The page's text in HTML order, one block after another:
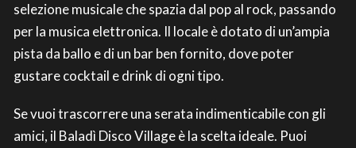
selezione musicale che spazia dal pop al rock, passando
per la musica elettronica. Il locale è dotato di un’ampia
pista da ballo e di un bar ben fornito, dove poter
gustare cocktail e drink di ogni tipo.
Se vuoi trascorrere una serata indimenticabile con gli
amici, il Baladì Disco Village è la scelta ideale. Puoi